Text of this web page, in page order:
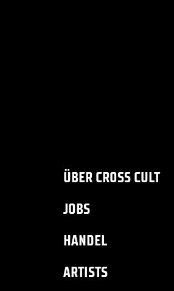
ÜBER CROSS CULT
JOBS
HANDEL
ARTISTS